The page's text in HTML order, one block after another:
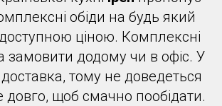
обіди на будь який
ціною. Комплексні
замовити додому чи в офіс. У
тому не доведеться
довго, щоб смачно пообідати.